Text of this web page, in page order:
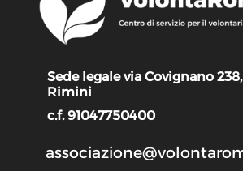
Sede legale via Covignano 238,
Rimini
c.f. 91047750400